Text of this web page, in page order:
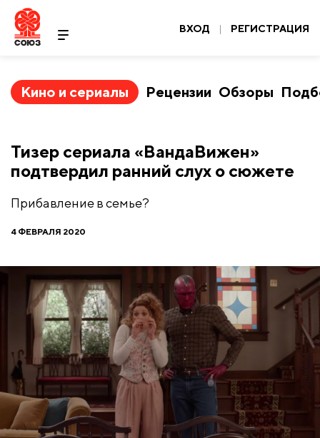
ВХОД | РЕГИСТРАЦИЯ
Кино и сериалы Рецензии Обзоры
Тизер сериала «ВандаВижен»
подтвердил ранний слух о сюжете
Прибавление в семье?
4 ФЕВРАЛЯ 2020